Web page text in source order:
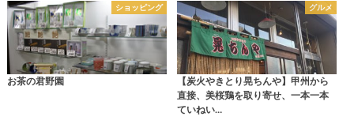
ショッピング
お茶の君野園
グルメ
【炭火やきとり晃ちんや】甲州から
直接、美桜鶏を取り寄せ、一本一本
ていねい…